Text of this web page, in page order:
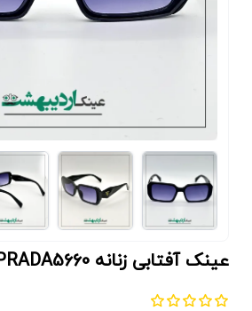
عینک آفتابی زنانه PRADA5660✔️